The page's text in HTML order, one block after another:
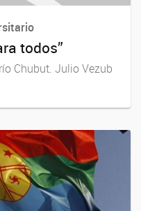
todos”
Chubut. Julio Vezub